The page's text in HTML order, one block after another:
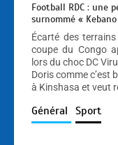
Football RDC : une
surnommé «
Écarté des
coupe du Congo
lors du choc DC
Doris comme c’est
à Kinshasa et veut
Général Sport